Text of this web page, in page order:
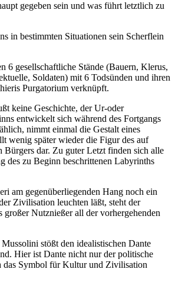
gegeben sein und was führt letztlich zu
in bestimmten Situationen sein Scherflein
6 gesellschaftliche Stände (Bauern, Klerus,
Soldaten) mit 6 Todsünden und ihren
Purgatorium verknüpft.
keine Geschichte, der Ur-oder
entwickelt sich während des Fortgangs
nimmt einmal die Gestalt eines
wenig später wieder die Figur des auf
Bürgers dar. Zu guter Letzt finden sich alle
des zu Beginn beschrittenen Labyrinths
am gegenüberliegenden Hang noch ein
Zivilisation leuchten läßt, steht der
großer Nutznießer all der vorhergehenden
stößt den idealistischen Dante
Hier ist Dante nicht nur der politische
das Symbol für Kultur und Zivilisation